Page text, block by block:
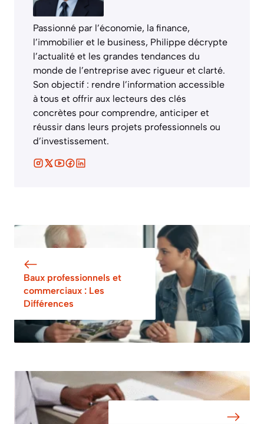
Passionné par l’économie, la finance,
l’immobilier et le business, Philippe décrypte
l’actualité et les grandes tendances du
monde de l’entreprise avec rigueur et clarté.
Son objectif : rendre l’information accessible
à tous et offrir aux lecteurs des clés
concrètes pour comprendre, anticiper et
réussir dans leurs projets professionnels ou
d’investissement.
Baux professionnels et
commerciaux : Les
Différences